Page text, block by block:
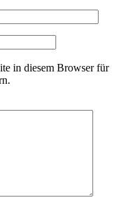
in diesem Browser für